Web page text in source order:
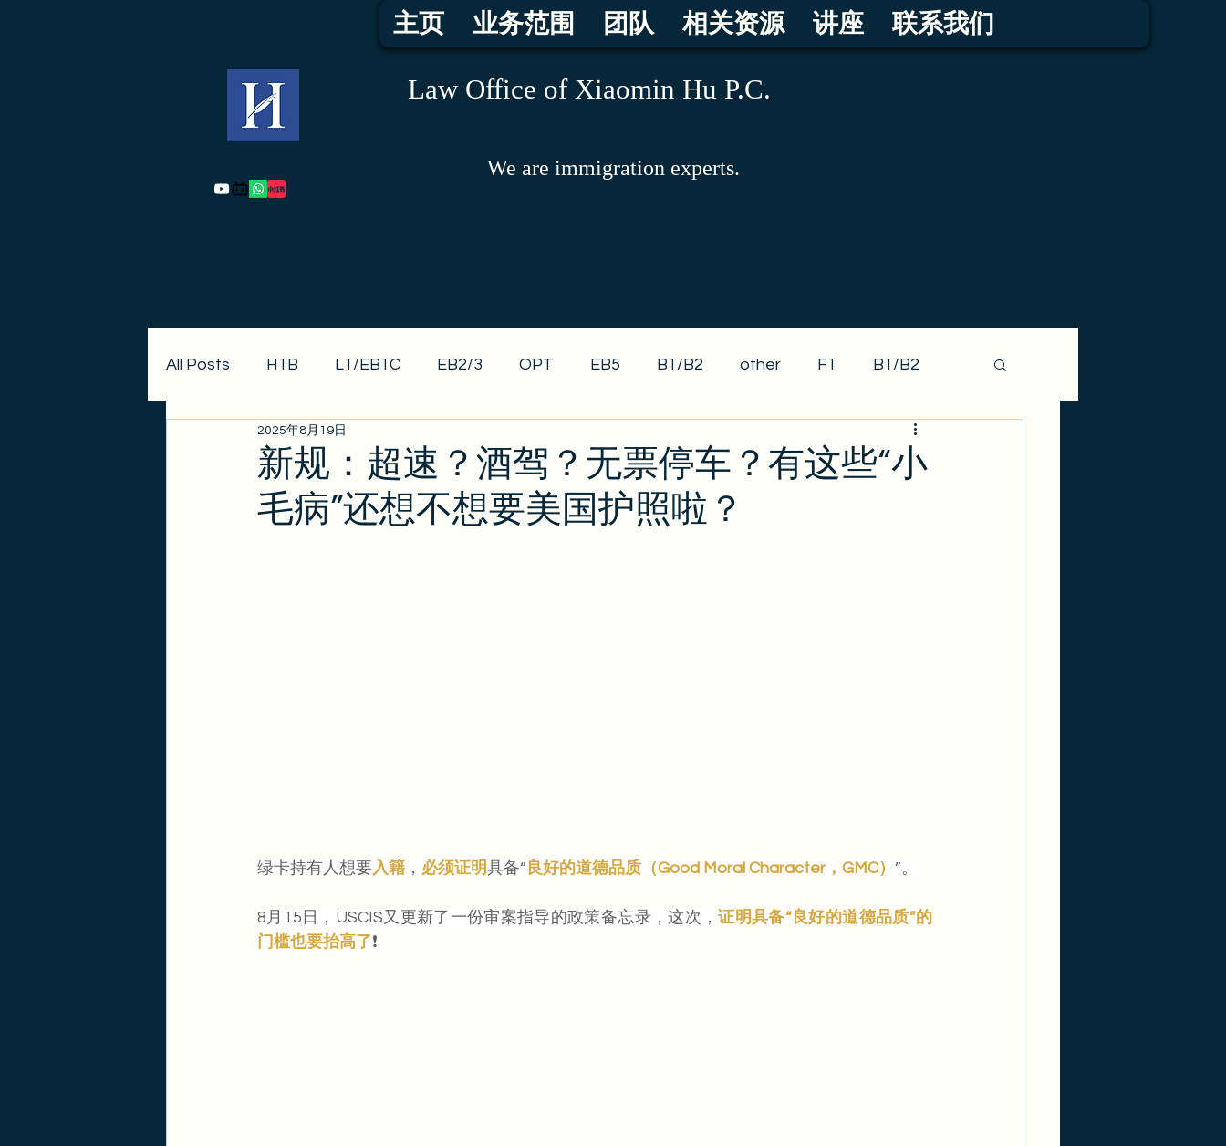
主页 业务范围 团队 相关资源 讲座 联系我们
Law Office of Xiaomin Hu P.C.
We are immigration experts.
All Posts H1B L1/EB1C EB2/3 OPT EB5 B1/B2 other F1 B1/B2
EB1A/EB1B/NIW 实用攻略
政策更新 金卡 签证攻略 EB2/EB3 PERM
新规：超速？酒驾？无票停车？有这些“小
毛病”还想不想要美国护照啦？
2025年8月19日
绿卡持有人想要入籍 ， 必须证明具备“ 良好的道德品质（Good Moral Character，GMC） ”。
8月15日，USCIS又更新了一份审案指导的政策备忘录，这次，证明具备“良好的道德品质”的
门槛也要抬高了❗️